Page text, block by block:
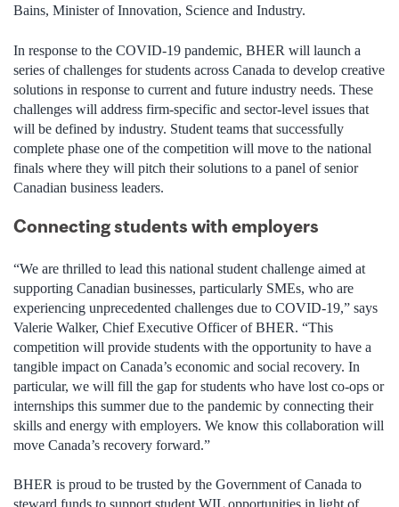
Bains, Minister of Innovation, Science and Industry.
In response to the COVID-19 pandemic, BHER will launch a
series of challenges for students across Canada to develop creative
solutions in response to current and future industry needs. These
challenges will address firm-specific and sector-level issues that
will be defined by industry. Student teams that successfully
complete phase one of the competition will move to the national
finals where they will pitch their solutions to a panel of senior
Canadian business leaders.
Connecting students with employers
“We are thrilled to lead this national student challenge aimed at
supporting Canadian businesses, particularly SMEs, who are
experiencing unprecedented challenges due to COVID-19,” says
Valerie Walker, Chief Executive Officer of BHER. “This
competition will provide students with the opportunity to have a
tangible impact on Canada’s economic and social recovery. In
particular, we will fill the gap for students who have lost co-ops or
internships this summer due to the pandemic by connecting their
skills and energy with employers. We know this collaboration will
move Canada’s recovery forward.”
BHER is proud to be trusted by the Government of Canada to